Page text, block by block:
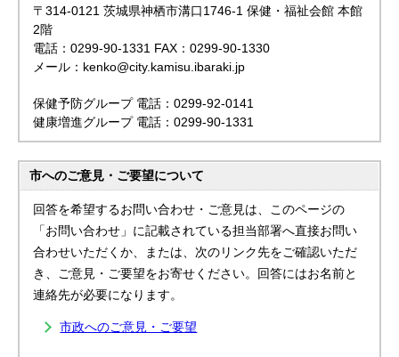
〒314-0121 茨城県神栖市溝口1746-1 保健・福祉会館 本館
2階
電話：0299-90-1331 FAX：0299-90-1330
メール：kenko@city.kamisu.ibaraki.jp
保健予防グループ 電話：0299-92-0141
健康増進グループ 電話：0299-90-1331
市へのご意見・ご要望について
回答を希望するお問い合わせ・ご意見は、このページの
「お問い合わせ」に記載されている担当部署へ直接お問い
合わせいただくか、または、次のリンク先をご確認いただ
き、ご意見・ご要望をお寄せください。回答にはお名前と
連絡先が必要になります。
市政へのご意見・ご要望